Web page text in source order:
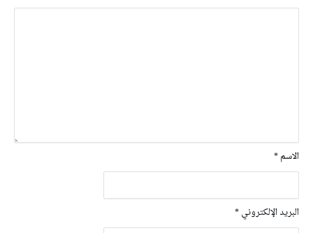
الاسم*
البريد الإلكتروني*